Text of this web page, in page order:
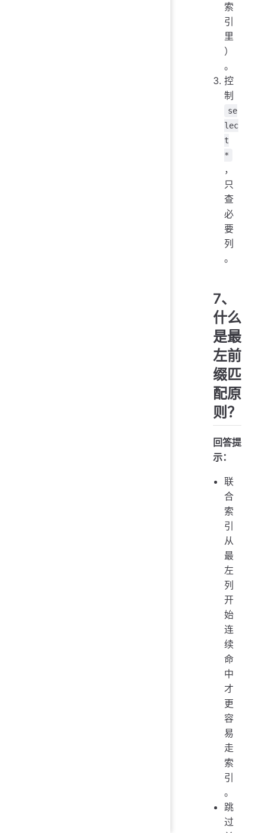
索
引
里
）
。
控
制
se
lec
t
*
，
只
查
必
要
列
。
7、
什么
是最
左前
缀匹
配原
则？
回答提
示：
联
合
索
引
从
最
左
列
开
始
连
续
命
中
才
更
容
易
走
索
引
。
跳
过